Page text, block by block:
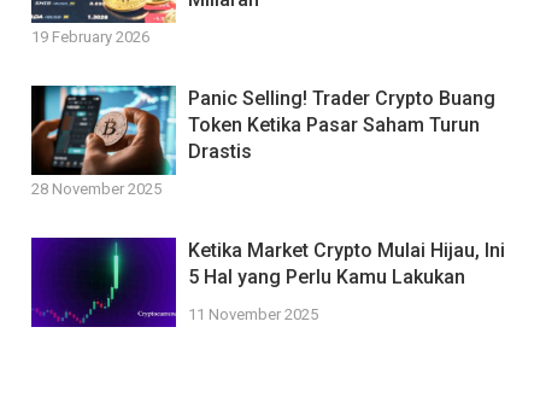
19 February 2026
Panic Selling! Trader Crypto Buang
Token Ketika Pasar Saham Turun
Drastis
28 November 2025
Ketika Market Crypto Mulai Hijau, Ini
5 Hal yang Perlu Kamu Lakukan
11 November 2025